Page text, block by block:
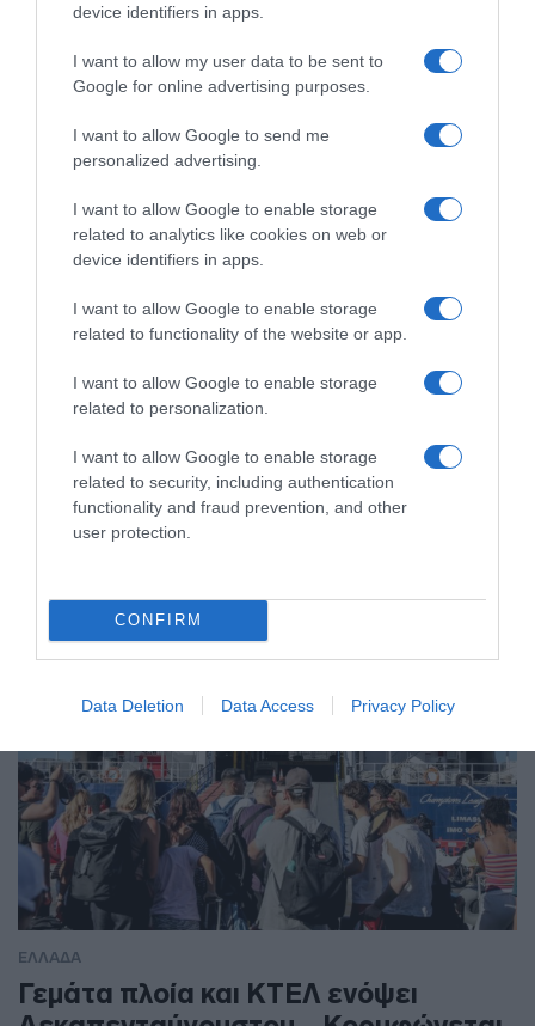
device identifiers in apps.
I want to allow my user data to be sent to
Google for online advertising purposes.
I want to allow Google to send me
personalized advertising.
I want to allow Google to enable storage
related to analytics like cookies on web or
device identifiers in apps.
I want to allow Google to enable storage
related to functionality of the website or app.
I want to allow Google to enable storage
related to personalization.
I want to allow Google to enable storage
related to security, including authentication
functionality and fraud prevention, and other
user protection.
CONFIRM
Data Deletion Data Access Privacy Policy
Χανιά: Νεαρός Παλαιστίνιος
κλείδωσε ανήλικη στο σπίτι του – Την
έσωσαν οι φωνές της
ΕΛΛΑΔΑ
Γεμάτα πλοία και ΚΤΕΛ ενόψει